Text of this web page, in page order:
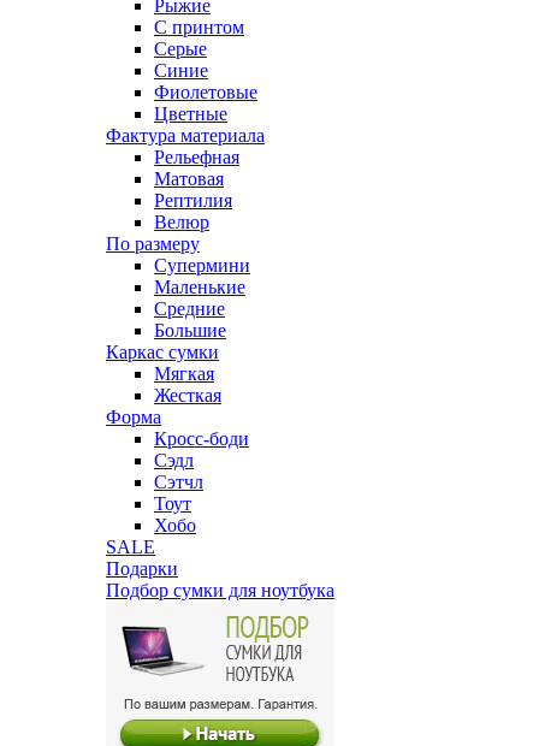
Рыжие
С принтом
Серые
Синие
Фиолетовые
Цветные
Фактура материала
Рельефная
Матовая
Рептилия
Велюр
По размеру
Супермини
Маленькие
Средние
Большие
Каркас сумки
Мягкая
Жесткая
Форма
Кросс-боди
Сэдл
Сэтчл
Тоут
Хобо
SALE
Подарки
Подбор сумки для ноутбука